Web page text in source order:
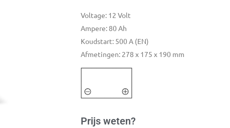
Voltage: 12 Volt
Ampere: 80 Ah
Koudstart: 500 A (EN)
Afmetingen: 278 x 175 x 190 mm
Prijs weten?